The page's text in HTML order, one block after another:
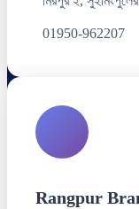
01950-962207
Rangpur